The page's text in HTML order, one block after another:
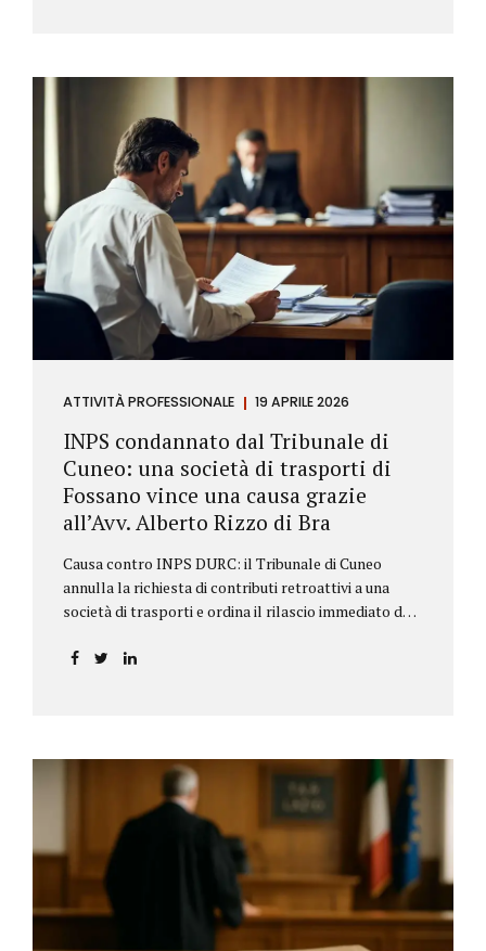
ATTIVITÀ PROFESSIONALE 19 APRILE 2026
INPS condannato dal Tribunale di
Cuneo: una società di trasporti di
Fossano vince una causa grazie
all’Avv. Alberto Rizzo di Bra
Causa contro INPS DURC: il Tribunale di Cuneo
annulla la richiesta di contributi retroattivi a una
società di trasporti e ordina il rilascio immediato del